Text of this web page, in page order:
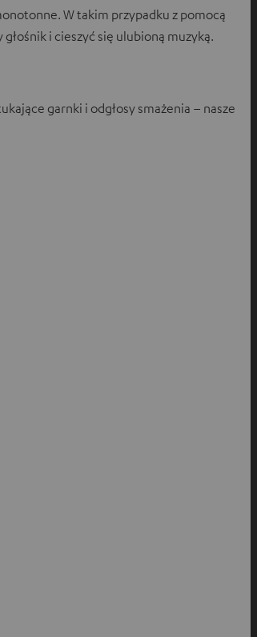
W takim przypadku z pomocą
i cieszyć się ulubioną muzyką.
garnki i odgłosy smażenia – nasze